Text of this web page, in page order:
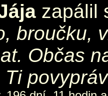
zapálil
broučku,
Občas
Ti